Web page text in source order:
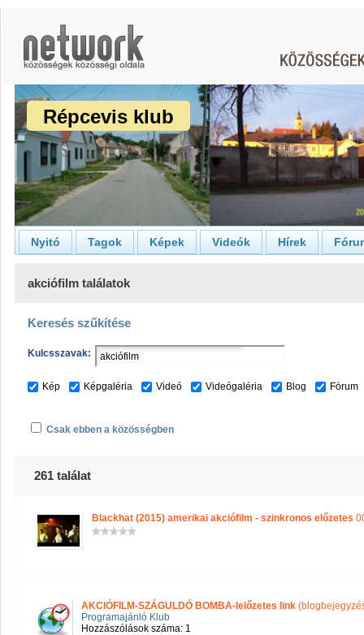
Répcevis klub
Nyitó Tagok Képek Videók Hírek
akciófilm találatok
Keresés szűkítése
Kulcsszavak:
Kép Képgaléria Videó Videógaléria Blog Fórum
Csak ebben a közösségben
261 találat
Blackhat (2015) amerikai akciófilm - szinkronos előzetes
AKCIÓFILM-SZÁGULDÓ BOMBA-lelőzetes link
Programajánló Klub
Hozzászólások száma: 1